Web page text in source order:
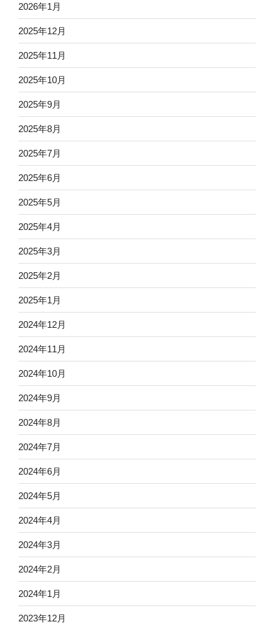
2026年1月
2025年12月
2025年11月
2025年10月
2025年9月
2025年8月
2025年7月
2025年6月
2025年5月
2025年4月
2025年3月
2025年2月
2025年1月
2024年12月
2024年11月
2024年10月
2024年9月
2024年8月
2024年7月
2024年6月
2024年5月
2024年4月
2024年3月
2024年2月
2024年1月
2023年12月